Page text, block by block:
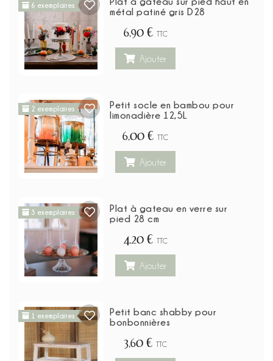
6 exemplaires
métal patiné gris D28
6,90 € TTC
Ajouter
2 exemplaires
Petit socle en bambou pour
limonadière 12,5L
6,00 € TTC
Ajouter
3 exemplaires
Plat à gateau en verre sur
pied 28 cm
4,20 € TTC
Ajouter
1 exemplaires
Petit banc shabby pour
bonbonnières
3,60 € TTC